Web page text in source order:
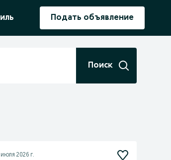
Подать объявление
Поиск
2026 г.